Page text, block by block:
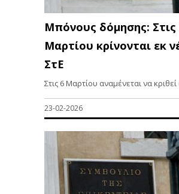
Μπόνους δόμησης: Στις
Μαρτίου κρίνονται εκ
ΣτΕ
Στις 6 Μαρτίου αναμένεται να κριθεί
23-02-2026